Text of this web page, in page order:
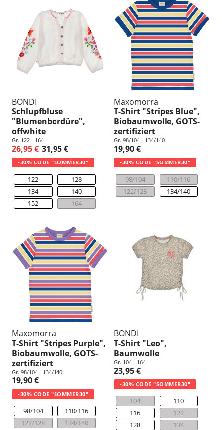
BONDI
Schlupfbluse
"Blumenbordüre",
offwhite
Gr. 122 - 164
26,95 € 31,95 €
-30% CODE "SOMMER30"
122
128
134
140
152
164
Maxomorra
T-Shirt "Stripes Blue",
Biobaumwolle, GOTS-
zertifiziert
Gr. 98/104 - 134/140
19,90 €
-30% CODE "SOMMER30"
98/104
110/116
122/128
134/140
Maxomorra
T-Shirt "Stripes Purple",
Biobaumwolle, GOTS-
zertifiziert
Gr. 98/104 - 134/140
19,90 €
-30% CODE "SOMMER30"
98/104
110/116
122/128
134/140
BONDI
T-Shirt "Leo",
Baumwolle
Gr. 104 - 164
23,95 €
-30% CODE "SOMMER30"
104
110
116
122
128
134